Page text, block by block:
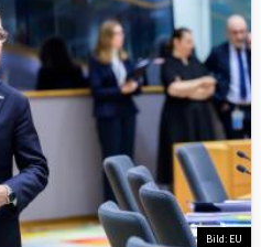
Bild: EU